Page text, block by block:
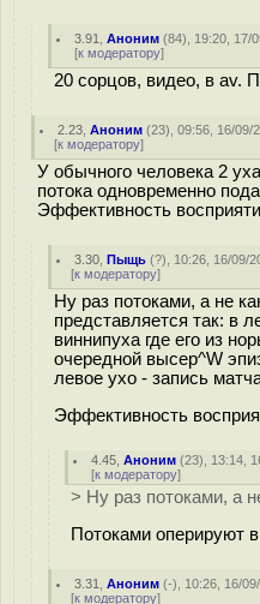
3.91 ,Аноним (84), 19:20, 17/
[к модератору]
20 сорцов, видео, в av.
2.23 ,Аноним (23), 09:56, 16/09/
[к модератору]
У обычного человека 2
потока одновременно
Эффективность
3.30 ,Пыщь (?), 10:26, 16/09/
[к модератору]
Ну раз потоками, а не
представляется так: в
виннипуха где его из
очередной высер^W
левое ухо - запись
Эффективность
4.45 ,Аноним (23), 13:14,
[к модератору]
> Ну раз потоками, а
Потоками оперируют
3.31 ,Аноним (-), 10:26, 16/
[к модератору]